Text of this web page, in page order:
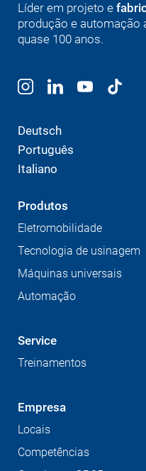
Líder em projeto e
produção e automação
quase 100 anos.
Deutsch
Português
Italiano
Produtos
Eletromobilidade
Tecnologia de usinagem
Máquinas universais
Automação
Service
Treinamentos
Empresa
Locais
Competências